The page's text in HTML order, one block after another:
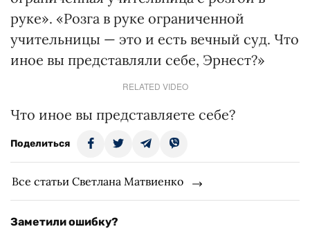
руке». «Розга в руке ограниченной
учительницы — это и есть вечный суд. Что
иное вы представляли себе, Эрнест?»
RELATED VIDEO
Что иное вы представляете себе?
Поделиться
Все статьи Светлана Матвиенко
Заметили ошибку?